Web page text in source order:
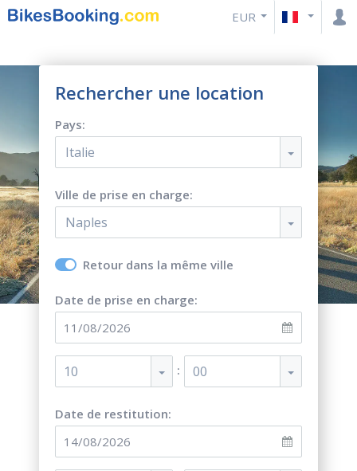
EUR
Rechercher une location
Pays:
Italie
Ville de prise en charge:
Naples
Retour dans la même ville
Date de prise en charge:
10 : 00
Date de restitution: